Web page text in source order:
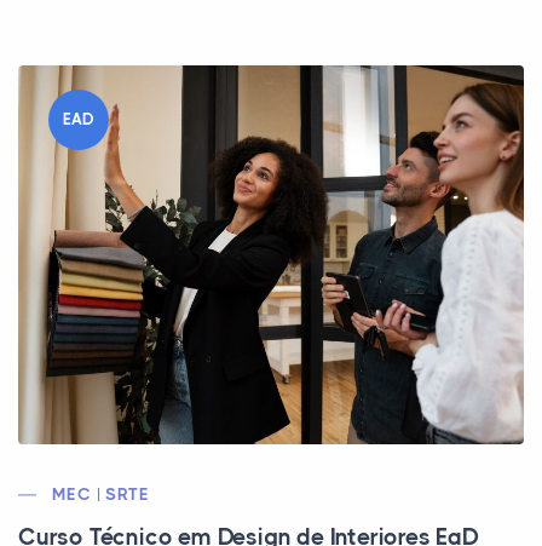
EAD
MEC | SRTE
Curso Técnico em Design de Interiores EaD